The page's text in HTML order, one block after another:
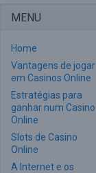
MENU
Home
Vantagens de jogar
em Casinos Online
Estratégias para
ganhar num Casino
Online
Slots de Casino
Online
A Internet e os